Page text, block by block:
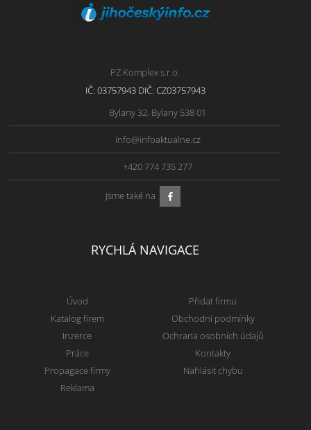
PZ Komplex s.r.o.
IČ: 03757943 DIČ: CZ03757943
Bylany 32, Bylany 538 01
info@infoaktualne.cz
+420 774 735 277
Jsme také na
RYCHLÁ NAVIGACE
Úvod
Katalog firem
Inzerce
Práce
Propagace firmy
Reklama
Přidat firmu
Obchodní podmínky
Ochrana osobních údajů
Kontakty
Nahlásit chybu